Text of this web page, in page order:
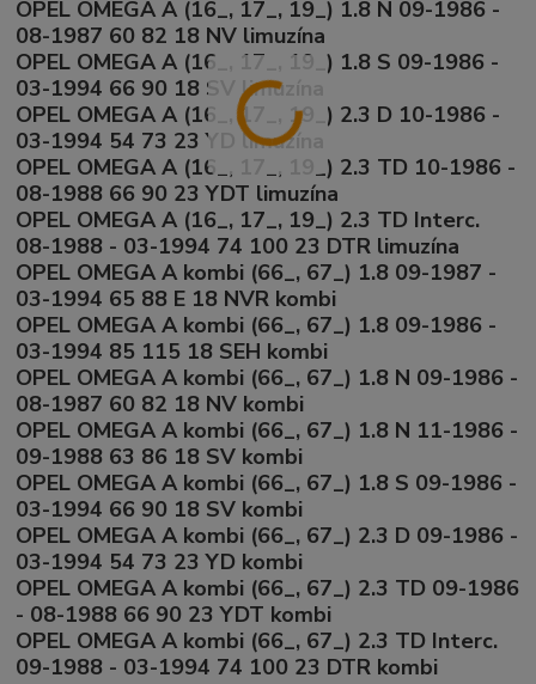
OPEL OMEGA A (16_, 17_, 19_) 1.8 N 09-1986 -
08-1987 60 82 18 NV limuzína
OPEL OMEGA A (16_, 17_, 19_) 1.8 S 09-1986 -
03-1994 66 90 18 SV limuzína
OPEL OMEGA A (16_, 17_, 19_) 2.3 D 10-1986 -
03-1994 54 73 23 YD limuzína
OPEL OMEGA A (16_, 17_, 19_) 2.3 TD 10-1986 -
08-1988 66 90 23 YDT limuzína
OPEL OMEGA A (16_, 17_, 19_) 2.3 TD Interc.
08-1988 - 03-1994 74 100 23 DTR limuzína
OPEL OMEGA A kombi (66_, 67_) 1.8 09-1987 -
03-1994 65 88 E 18 NVR kombi
OPEL OMEGA A kombi (66_, 67_) 1.8 09-1986 -
03-1994 85 115 18 SEH kombi
OPEL OMEGA A kombi (66_, 67_) 1.8 N 09-1986 -
08-1987 60 82 18 NV kombi
OPEL OMEGA A kombi (66_, 67_) 1.8 N 11-1986 -
09-1988 63 86 18 SV kombi
OPEL OMEGA A kombi (66_, 67_) 1.8 S 09-1986 -
03-1994 66 90 18 SV kombi
OPEL OMEGA A kombi (66_, 67_) 2.3 D 09-1986 -
03-1994 54 73 23 YD kombi
OPEL OMEGA A kombi (66_, 67_) 2.3 TD 09-1986
- 08-1988 66 90 23 YDT kombi
OPEL OMEGA A kombi (66_, 67_) 2.3 TD Interc.
09-1988 - 03-1994 74 100 23 DTR kombi